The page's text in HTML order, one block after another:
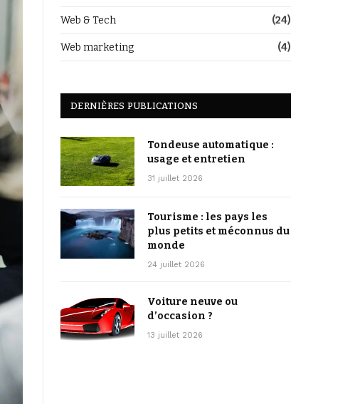
Web & Tech (24)
Web marketing (4)
DERNIÈRES PUBLICATIONS
Tondeuse automatique :
usage et entretien
31 juillet 2026
Tourisme : les pays les
plus petits et méconnus du
monde
24 juillet 2026
Voiture neuve ou
d’occasion ?
13 juillet 2026